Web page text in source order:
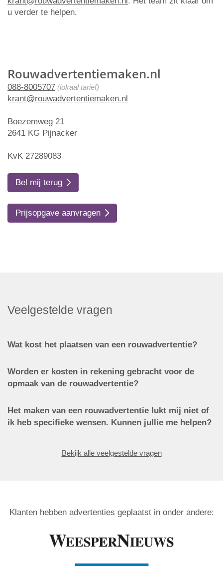
Rouwadvertentiemaken.nl
088-8005707 (lokaal tarief)
krant@rouwadvertentiemaken.nl
Boezemweg 21
2641 KG Pijnacker
KvK 27289083
Bel mij terug
Prijsopgave aanvragen
u verder te helpen.
Veelgestelde vragen
Wat kost het plaatsen van een rouwadvertentie?
Worden er kosten in rekening gebracht voor de
opmaak van de rouwadvertentie?
Het maken van een rouwadvertentie lukt mij niet of
ik heb specifieke wensen. Kunnen jullie me helpen?
Bekijk alle veelgestelde vragen
Klanten hebben advertenties geplaatst in onder andere: